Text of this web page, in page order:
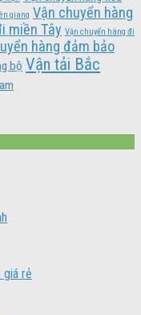
giang Vận chuyển hàng
miền Tây Vận chuyển hàng đi
hàng đảm bảo
bộ Vận tải Bắc
giá rẻ